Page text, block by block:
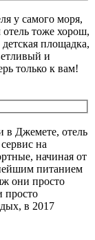
у самого моря,
тоже хорош,
площадка,
и
только к вам!
в Джемете, отель
на
начиная от
питанием
они просто
просто
в 2017